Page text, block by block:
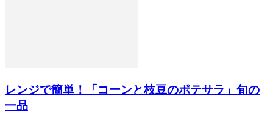
レンジで簡単！「コーンと枝豆のポテサラ」旬の
一品